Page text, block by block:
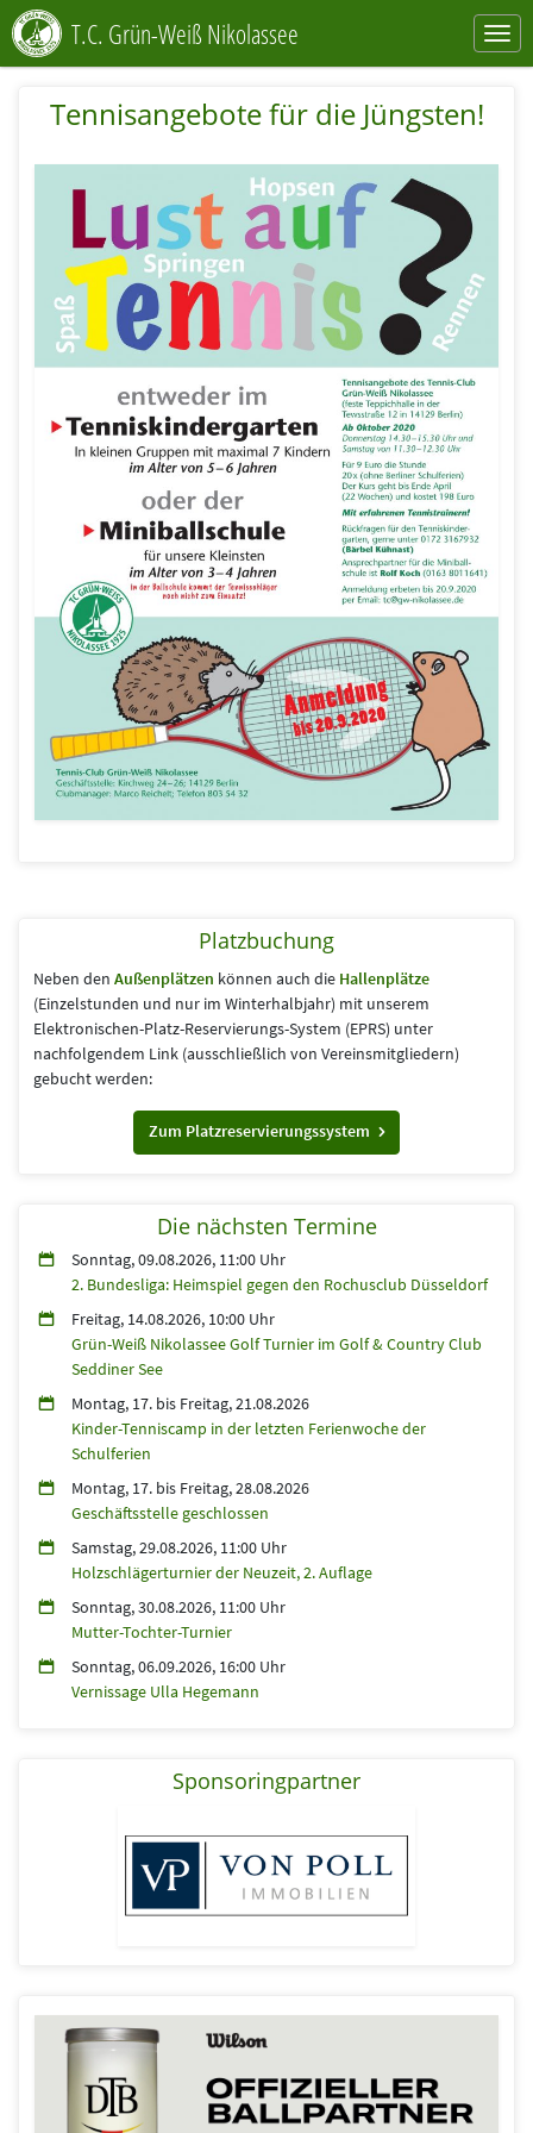
T.C. Grün-Weiß Nikolassee
Tennisangebote für die Jüngsten!
Platzbuchung
Neben den Außenplätzen können auch die Hallenplätze
(Einzelstunden und nur im Winterhalbjahr) mit unserem
Elektronischen-Platz-Reservierungs-System (EPRS) unter
nachfolgendem Link (aus­schließlich von Vereins­mitgliedern)
gebucht werden:
Zum Platzreservierungssystem
Die nächsten Termine
Sonntag, 09.08.2026, 11:00 Uhr
2. Bundesliga: Heimspiel gegen den Rochusclub Düsseldorf
Freitag, 14.08.2026, 10:00 Uhr
Grün-Weiß Nikolassee Golf Turnier im Golf & Country Club
Seddiner See
Montag, 17. bis Freitag, 21.08.2026
Kinder-Tenniscamp in der letzten Ferienwoche der
Schulferien
Montag, 17. bis Freitag, 28.08.2026
Geschäftsstelle geschlossen
Samstag, 29.08.2026, 11:00 Uhr
Holzschlägerturnier der Neuzeit, 2. Auflage
Sonntag, 30.08.2026, 11:00 Uhr
Mutter-Tochter-Turnier
Sonntag, 06.09.2026, 16:00 Uhr
Vernissage Ulla Hegemann
Sponsoringpartner